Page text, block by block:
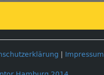
Impressum